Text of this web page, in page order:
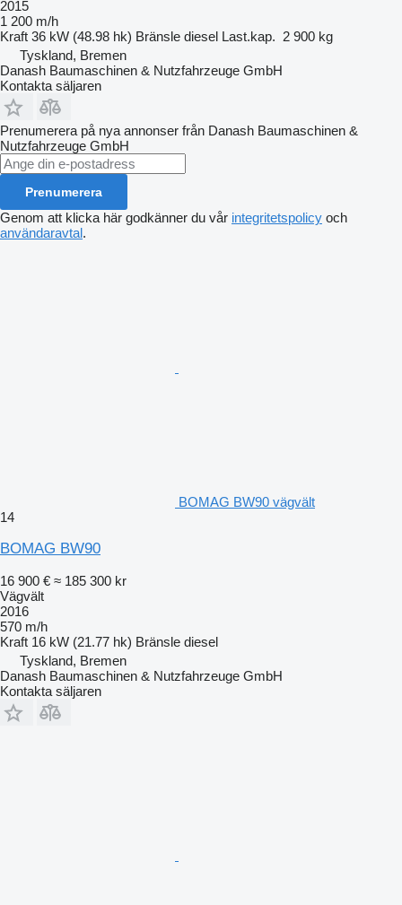
2015
1 200 m/h
Kraft 36 kW (48.98 hk) Bränsle diesel Last.kap. 2 900 kg
Tyskland, Bremen
Danash Baumaschinen & Nutzfahrzeuge GmbH
Kontakta säljaren
Prenumerera på nya annonser från Danash Baumaschinen &
Nutzfahrzeuge GmbH
Prenumerera
Genom att klicka här godkänner du vår integritetspolicy och
användaravtal.
BOMAG BW90 vägvält
14
BOMAG BW90
16 900 € ≈ 185 300 kr
Vägvält
2016
570 m/h
Kraft 16 kW (21.77 hk) Bränsle diesel
Tyskland, Bremen
Danash Baumaschinen & Nutzfahrzeuge GmbH
Kontakta säljaren